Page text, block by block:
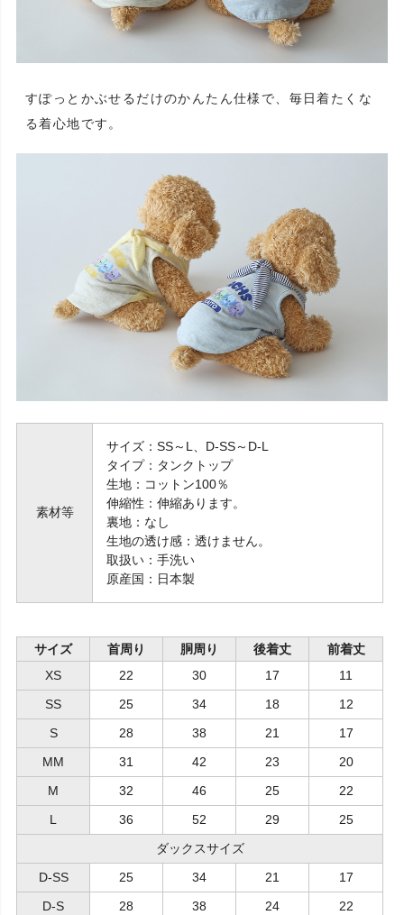
すぽっとかぶせるだけのかんたん仕様で、毎日着たくな
る着心地です。
素材等
サイズ：SS～L、D-SS～D-L
タイプ：タンクトップ
生地：コットン100％
伸縮性：伸縮あります。
裏地：なし
生地の透け感：透けません。
取扱い：手洗い
原産国：日本製
サイズ 首周り 胴周り 後着丈
前着丈
XS
22 30 17
11
SS
25 34 18
12
S
28 38 21
17
MM
31 42 23
20
M
32 46 25
22
L
36 52 29
25
ダックスサイズ
D-SS
25 34 21
17
D-S
28 38 24
22